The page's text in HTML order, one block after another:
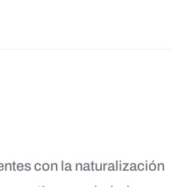
con la naturalización